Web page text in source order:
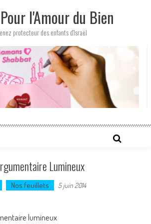
l'Amour du Bien
protecteur des enfants d'Israël
Lumineux
Nos feuillets 5 juin 2014
lumineux